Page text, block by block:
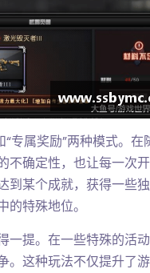
专属奖励”两种模式。
不确定性，也让每一次
到某个成就，获得一些
特殊地位。
一提。在一些特殊的活
。这种玩法不仅提升了